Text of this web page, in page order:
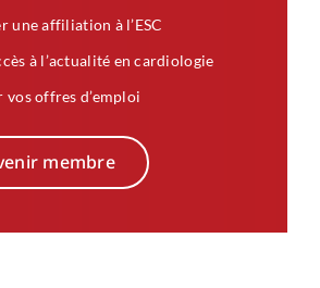
une affiliation à l’ESC
à l’actualité en cardiologie
vos offres d’emploi
membre